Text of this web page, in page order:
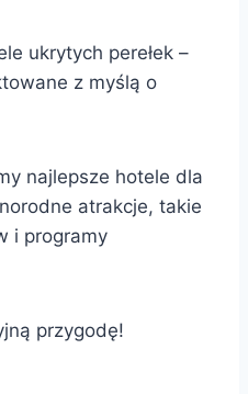
ukrytych perełek –
z myślą o
najlepsze hotele dla
atrakcje, takie
i programy
przygodę!